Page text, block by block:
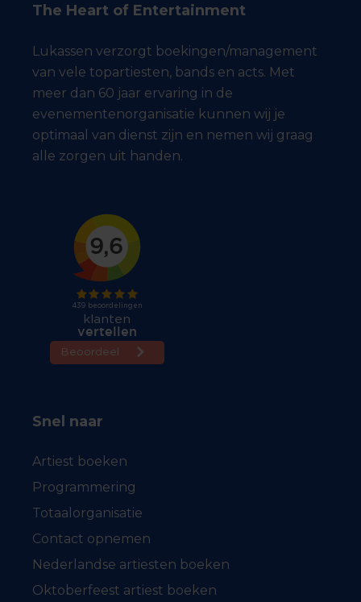
The Heart of Entertainment
Lukassen verzorgt boekingen/management
van vele topartiesten, bands en acts. Met
meer dan 60 jaar ervaring in de
evenementenorganisatie kunnen wij je
optimaal van dienst zijn en nemen wij graag
alle zorgen uit handen.
Snel naar
Artiest boeken
Programmering
Totaalorganisatie
Contact opnemen
Nederlandse artiesten boeken
Oktoberfeest artiest boeken